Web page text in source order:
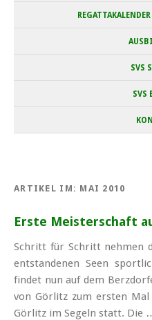
SVS
SVS
ARTIKEL IM: MAI 2010
Erste Meisterschaft
Schritt für Schritt nehmen
entstandenen Seen
findet nun auf dem
von Görlitz zum ersten Mal
Görlitz im Segeln statt. Die